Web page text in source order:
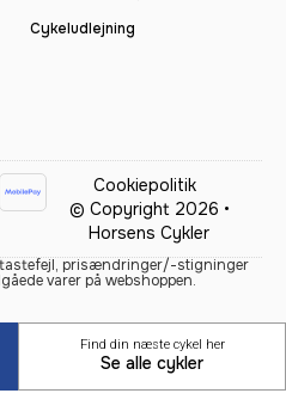
Cykeludlejning
Cookiepolitik
© Copyright 2026 •
Horsens Cykler
prisændringer/-stigninger
varer på webshoppen.
Find din næste cykel her
Se alle cykler